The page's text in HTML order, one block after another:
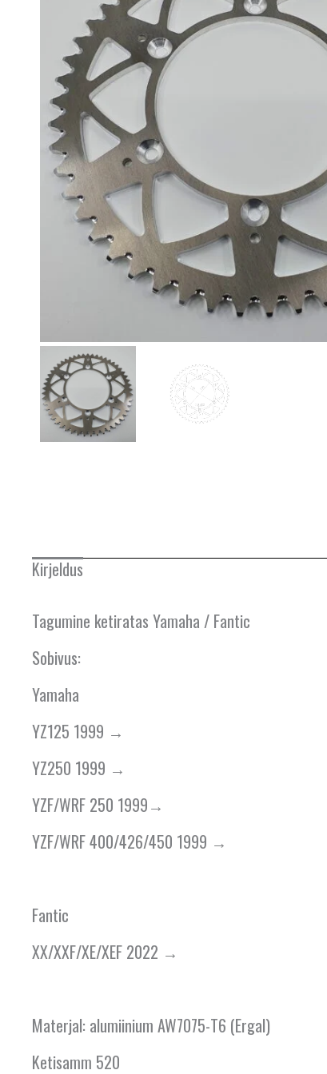
Kirjeldus
Tagumine ketiratas Yamaha / Fantic
Sobivus:
Yamaha
YZ125 1999 →
YZ250 1999 →
YZF/WRF 250 1999→
YZF/WRF 400/426/450 1999 →
Fantic
XX/XXF/XE/XEF 2022 →
Materjal: alumiinium AW7075-T6 (Ergal)
Ketisamm 520